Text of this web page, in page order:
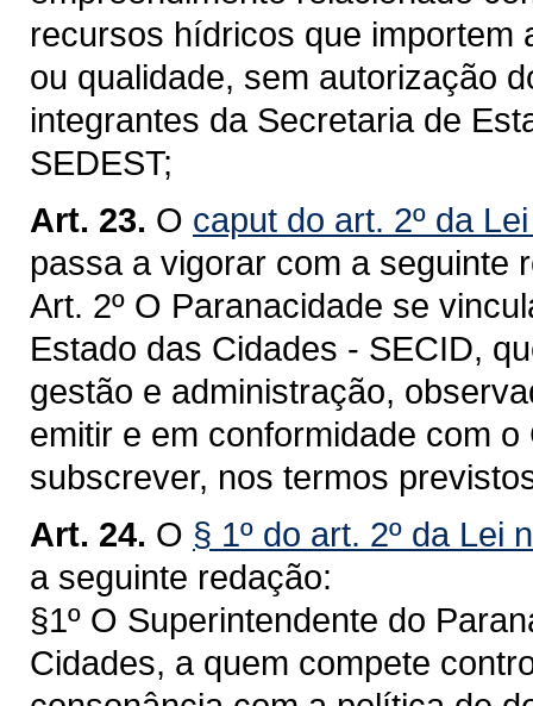
recursos hídricos que importem
ou qualidade, sem autorização
integrantes da Secretaria de
SEDEST;
Art. 23. O caput do art. 2º da
passa a vigorar com a seguinte
Art. 2º O Paranacidade se
Estado das Cidades - SECID,
gestão e administração,
emitir e em conformidade com
subscrever, nos termos
Art. 24. O § 1º do art. 2º da Lei
a seguinte redação:
§1º O Superintendente do
Cidades, a quem compete